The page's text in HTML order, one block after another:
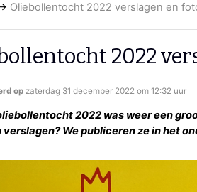
Oliebollentocht 2022 verslagen en
2022
op zaterdag 31 december 2022 om 12:32 uur
2022 was weer een
verslagen? We publiceren ze in het